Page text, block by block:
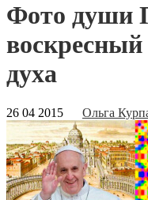
Фото души
духа
26 04 2015 Ольга